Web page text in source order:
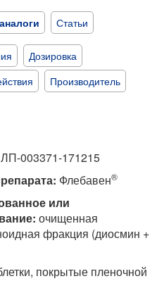
Статьи
Дозировка
Производитель
ЛП-003371-171215
Флебавен®
или
очищенная
фракция (диосмин +
покрытые пленочной